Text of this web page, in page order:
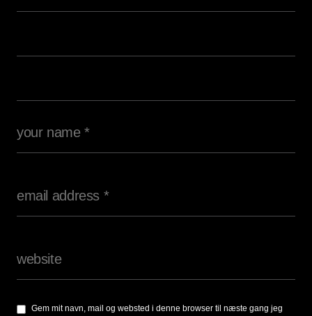
Gem mit navn, mail og websted i denne browser til næste gang jeg